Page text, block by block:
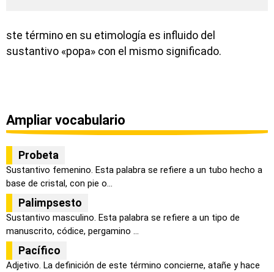
ste término en su etimología es influido del
sustantivo «popa» con el mismo significado.
Ampliar vocabulario
Probeta
Sustantivo femenino. Esta palabra se refiere a un tubo hecho a
base de cristal, con pie o...
Palimpsesto
Sustantivo masculino. Esta palabra se refiere a un tipo de
manuscrito, códice, pergamino ...
Pacífico
Adjetivo. La definición de este término concierne, atañe y hace